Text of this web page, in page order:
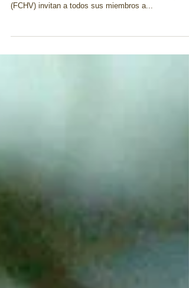
Membresía
La Junta Directiva y la Directora Ejecutiva del